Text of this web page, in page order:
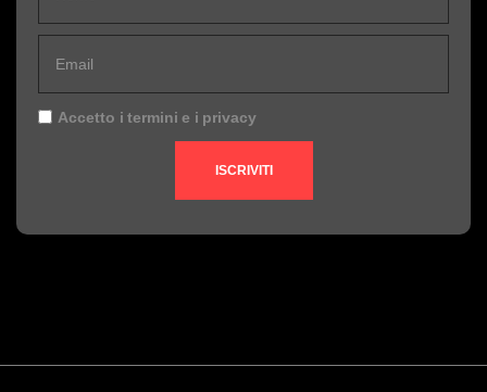
Accetto i termini e i privacy
ISCRIVITI